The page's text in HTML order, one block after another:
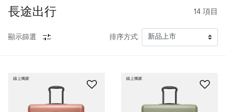
長途出行 14 項目
顯示篩選 排序方式:
線上獨家 線上獨家